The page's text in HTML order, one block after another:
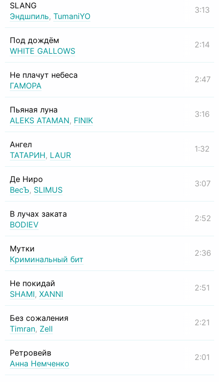
SLANG
Эндшпиль, TumaniYO
3:13
Под дождём
WHITE GALLOWS
2:14
Не плачут небеса
ГАМОРА
2:47
Пьяная луна
ALEKS ATAMAN, FINIK
3:16
Ангел
ТАТАРИН, LAUR
1:32
Де Ниро
ВесЪ, SLIMUS
3:07
В лучах заката
BODIEV
2:52
Мутки
Криминальный бит
2:36
Не покидай
SHAMI, XANNI
2:51
Без сожаления
Timran, Zell
2:21
Ретровейв
Анна Немченко
2:01